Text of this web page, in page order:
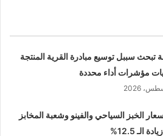
تبحث سببل توسيع مبادرة القرية المنتجة
مؤشرات أداء محددة
الخبز السياحي والفينو وشعبة المخابز
الـ 12.5%